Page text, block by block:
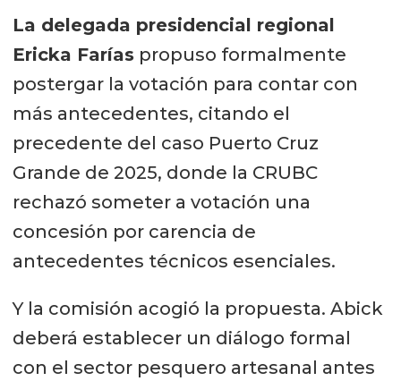
La delegada presidencial regional
Ericka Faríaspropuso formalmente
postergar la votación para contar con
más antecedentes, citando el
precedente del caso Puerto Cruz
Grande de 2025, donde la CRUBC
rechazó someter a votación una
concesión por carencia de
antecedentes técnicos esenciales.
Y la comisión acogió la propuesta. Abick
deberá establecer un diálogo formal
con el sector pesquero artesanal antes